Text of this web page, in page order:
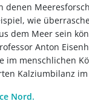
denen
wie
dem Meer sein
Anton
im menschlichen
Kalziumbilanz im
Nord.